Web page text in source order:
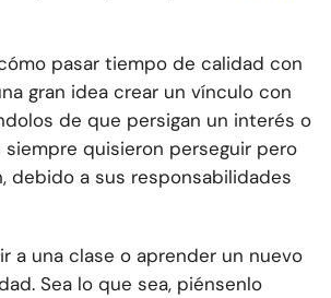
pasar tiempo de calidad con
gran idea crear un vínculo con
de que persigan un interés o
quisieron perseguir pero
debido a sus responsabilidades
a una clase o aprender un nuevo
Sea lo que sea, piénsenlo